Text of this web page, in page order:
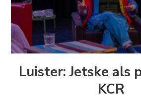
Luister: Jetske als
KCR